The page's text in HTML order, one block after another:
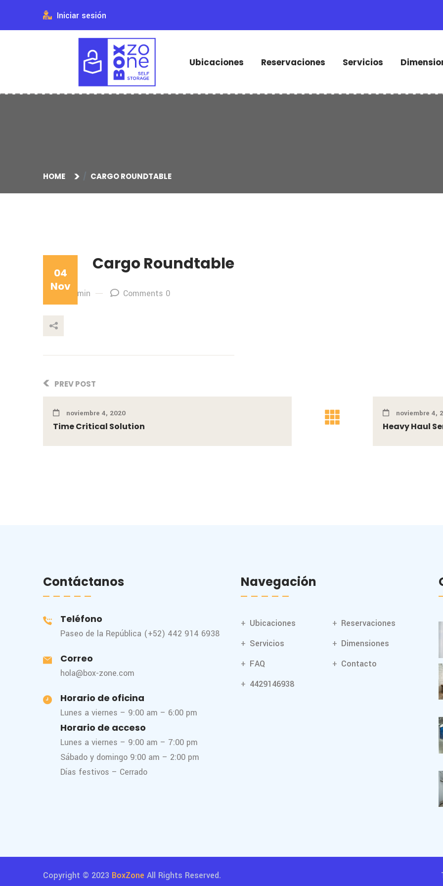
Iniciar sesión
Ubicaciones Reservaciones Servicios
HOME CARGO ROUNDTABLE
04
Nov
Cargo Roundtable
By: admin Comments 0
PREV POST
noviembre 4, 2020
Time Critical Solution
noviembre 4,
Heavy Haul
Contáctanos
Teléfono
Paseo de la República (+52) 442 914 6938
Correo
hola@box-zone.com
Horario de oficina
Lunes a viernes – 9:00 am – 6:00 pm
Horario de acceso
Lunes a viernes – 9:00 am – 7:00 pm
Sábado y domingo 9:00 am – 2:00 pm
Días festivos – Cerrado
Navegación
Ubicaciones
Reservaciones
Servicios
Dimensiones
FAQ
Contacto
4429146938
Copyright © 2023 BoxZone All Rights Reserved.